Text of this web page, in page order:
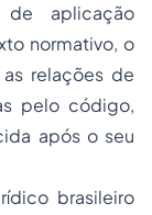
de aplicação
normativo, o
relações de
pelo código,
após o seu
brasileiro